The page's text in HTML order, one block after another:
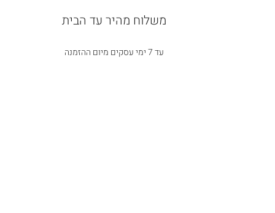
משלוח מהיר עד הבית
עד 7 ימי עסקים מיום ההזמנה